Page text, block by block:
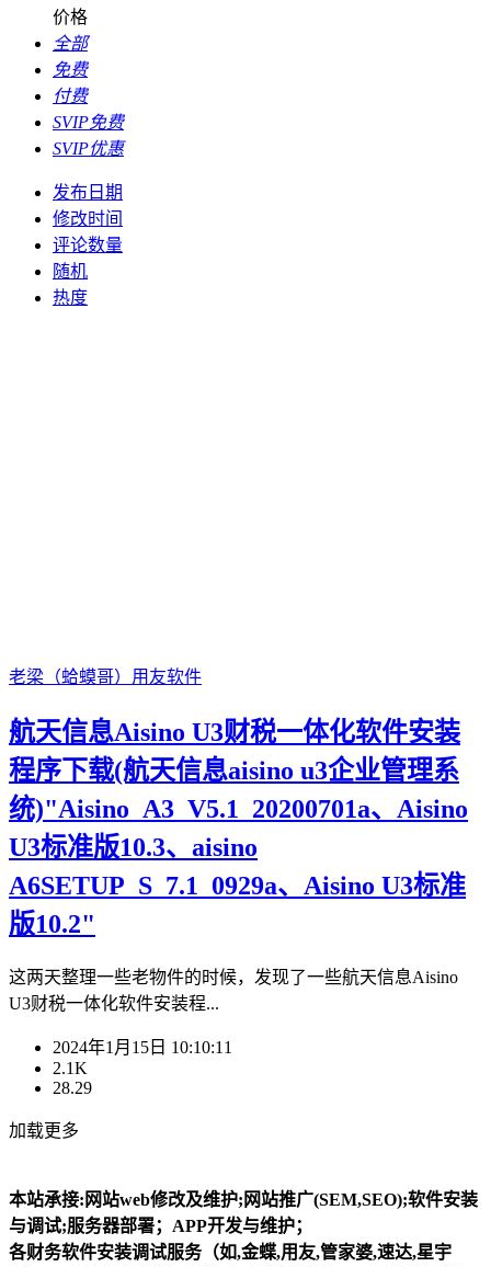
价格
全部
免费
付费
SVIP免费
SVIP优惠
发布日期
修改时间
评论数量
随机
热度
老梁（蛤蟆哥） 用友软件
航天信息Aisino U3财税一体化软件安装
程序下载(航天信息aisino u3企业管理系
统)"Aisino_A3_V5.1_20200701a、Aisino
U3标准版10.3、aisino
A6SETUP_S_7.1_0929a、Aisino U3标准
版10.2"
这两天整理一些老物件的时候，发现了一些航天信息Aisino
U3财税一体化软件安装程...
2024年1月15日 10:10:11
2.1K
28.29
加载更多
本站承接:网站web修改及维护;网站推广(SEM,SEO);软件安装
与调试;服务器部署；APP开发与维护；
各财务软件安装调试服务（如,金蝶,用友,管家婆,速达,星宇